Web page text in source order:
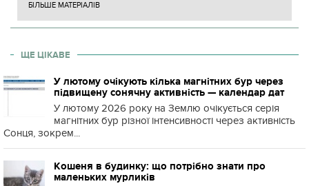
БІЛЬШЕ МАТЕРІАЛІВ
ЩЕ ЦІКАВЕ
У лютому очікують кілька магнітних бур через
підвищену сонячну активність — календар дат
У лютому 2026 року на Землю очікується серія
магнітних бур різної інтенсивності через активність
Сонця, зокрем...
Кошеня в будинку: що потрібно знати про
маленьких мурликів